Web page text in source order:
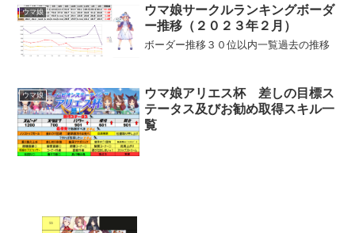
すサークル対抗戦に参加す...
ウマ娘
ウマ娘サークルランキングボーダ
ー推移（２０２３年２月）
ボーダー推移３０位以内一覧過去の推移
ウマ娘
ウマ娘アリエス杯 差しの目標ス
テータス及びお勧め取得スキル一
覧